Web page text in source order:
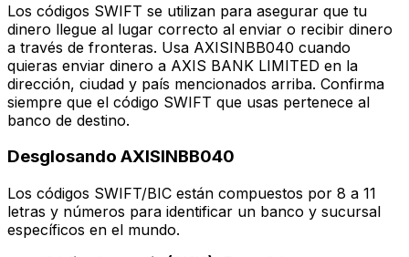
Los códigos SWIFT se utilizan para asegurar que tu
dinero llegue al lugar correcto al enviar o recibir dinero
a través de fronteras. Usa AXISINBB040 cuando
quieras enviar dinero a AXIS BANK LIMITED en la
dirección, ciudad y país mencionados arriba. Confirma
siempre que el código SWIFT que usas pertenece al
banco de destino.
Desglosando AXISINBB040
Los códigos SWIFT/BIC están compuestos por 8 a 11
letras y números para identificar un banco y sucursal
específicos en el mundo.